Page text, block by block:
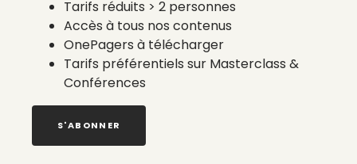
Nos newsletters
Éco conception
Tarifs réduits > 2 personnes
Accès à tous nos contenus
OnePagers à télécharger
Tarifs préférentiels sur Masterclass &
Conférences
S'ABONNER